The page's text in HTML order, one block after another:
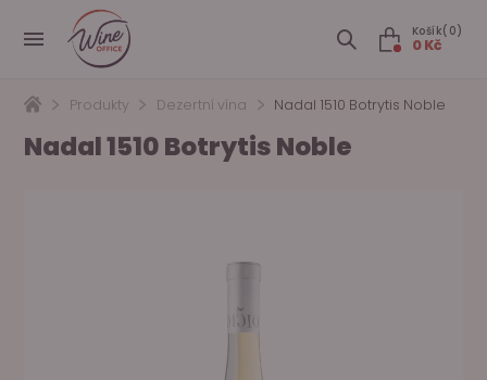
Košík(0)
0 Kč
Produkty Dezertní vína Nadal 1510 Botrytis Noble
Nadal 1510 Botrytis Noble